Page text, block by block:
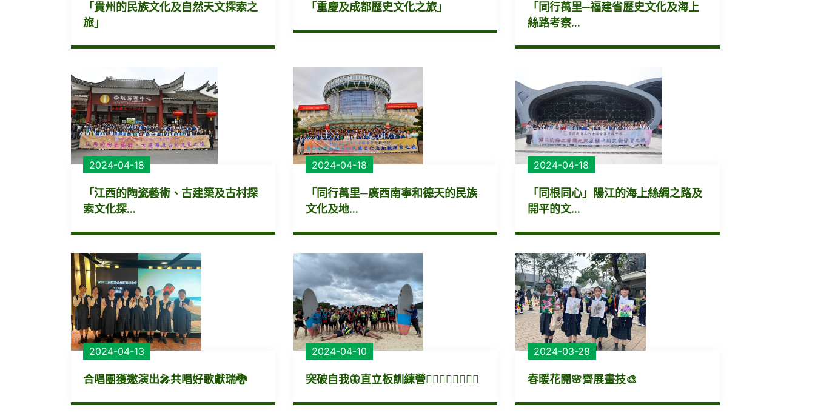
「貴州的民族文化及自然天文探索之
旅」
「重慶及成都歷史文化之旅」
「同行萬里─福建省歷史文化及海上
絲路考察...
2024-04-18
「江西的陶瓷藝術、古建築及古村探
索文化探...
2024-04-18
「同行萬里─廣西南寧和德天的民族
文化及地...
2024-04-18
「同根同心」陽江的海上絲綢之路及
開平的文...
2024-04-13
合唱團獲邀演出🎤共唱好歌獻瑞🐉
2024-04-10
突破自我🦋直立板訓練營🏄🏻‍♂🏄🏻🏄🏻‍♀
2024-03-28
春暖花開🌸齊展畫技🎨